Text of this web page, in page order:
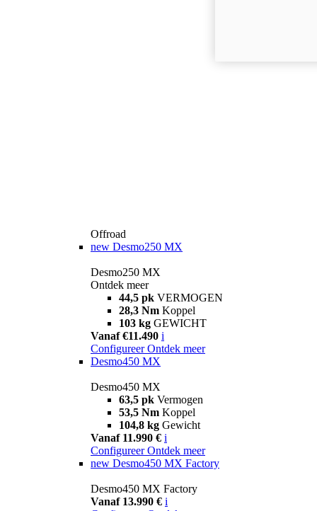
Offroad
new Desmo250 MX
Desmo250 MX
Ontdek meer
44,5 pk VERMOGEN
28,3 Nm Koppel
103 kg GEWICHT
Vanaf €11.490 i
Configureer Ontdek meer
Desmo450 MX
Desmo450 MX
63,5 pk Vermogen
53,5 Nm Koppel
104,8 kg Gewicht
Vanaf 11.990 € i
Configureer Ontdek meer
new Desmo450 MX Factory
Desmo450 MX Factory
Vanaf 13.990 € i